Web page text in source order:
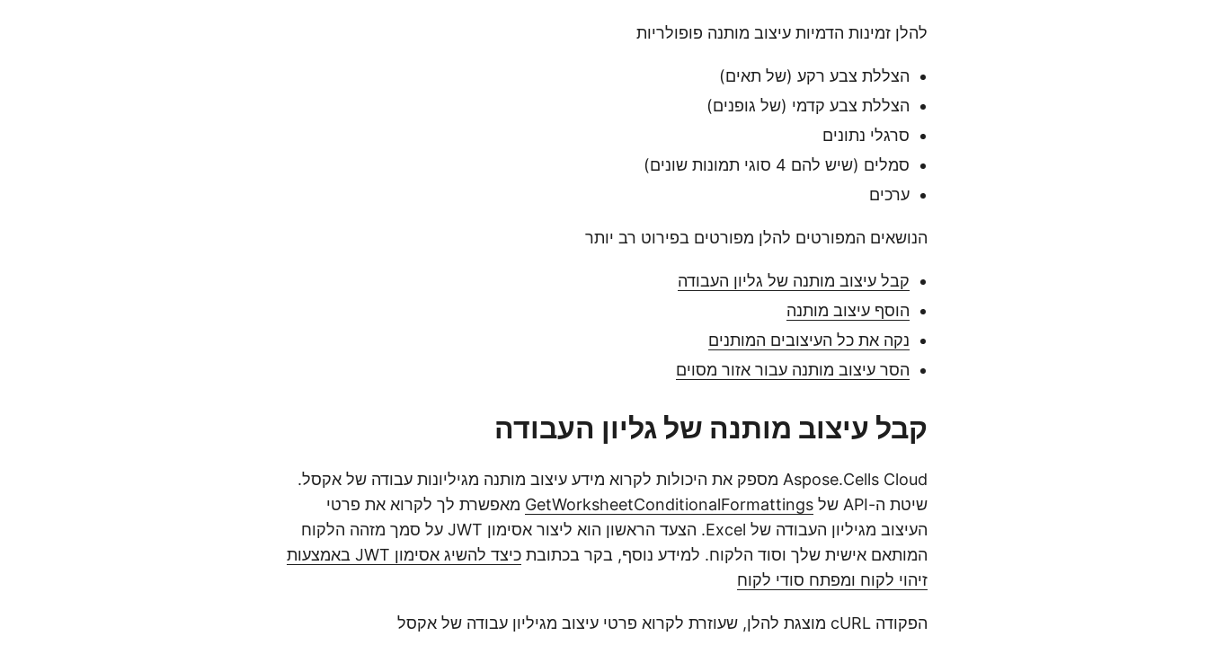
להלן זמינות הדמיות עיצוב מותנה פופולריות
הצללת צבע רקע (של תאים)
הצללת צבע קדמי (של גופנים)
סרגלי נתונים
סמלים (שיש להם 4 סוגי תמונות שונים)
ערכים
הנושאים המפורטים להלן מפורטים בפירוט רב יותר
קבל עיצוב מותנה של גליון העבודה
הוסף עיצוב מותנה
נקה את כל העיצובים המותנים
הסר עיצוב מותנה עבור אזור מסוים
קבל עיצוב מותנה של גליון העבודה
Aspose.Cells Cloud מספק את היכולות לקרוא מידע עיצוב מותנה מגיליונות עבודה של אקסל.
שיטת ה-API של
GetWorksheetConditionalFormattings מאפשרת לך לקרוא את פרטי
העיצוב מגיליון העבודה של Excel. הצעד הראשון הוא ליצור אסימון JWT על סמך מזהה הלקוח
המותאם אישית שלך וסוד הלקוח. למידע נוסף, בקר בכתובת
כיצד להשיג אסימון JWT באמצעות
זיהוי לקוח ומפתח סודי לקוח
הפקודה cURL מוצגת להלן, שעוזרת לקרוא פרטי עיצוב מגיליון עבודה של אקסל